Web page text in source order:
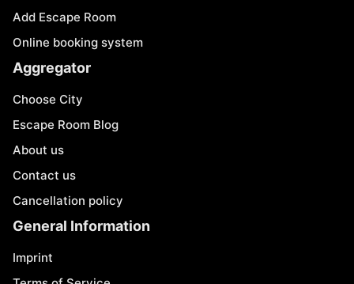
Add Escape Room
Online booking system
Aggregator
Choose City
Escape Room Blog
About us
Contact us
Cancellation policy
General Information
Imprint